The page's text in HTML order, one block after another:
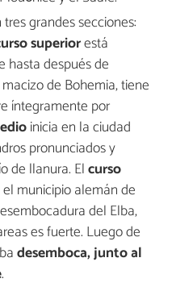
grandes secciones:
superiorestá
hasta después de
de Bohemia, tiene
íntegramente por
inicia en la ciudad
pronunciados y
de llanura. Elcurso
municipio alemán de
del Elba,
es fuerte. Luego de
desemboca, junto al
.